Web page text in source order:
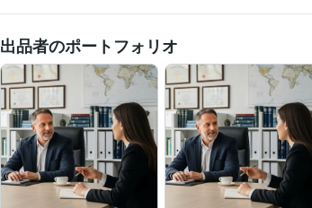
019）
日本体力医学会大会、シンポジ
学会総会 シンポジスト
防する！講師（日本健康機構、健康セ
立命館大学、招待講演
東大病
ー
日本再生医療学会総会、ランチョ
会学術集会 シンポジウム 学生野球連
資格・検定 中学校教諭免許 取得年 : 2000年
高等学校教諭免許 取得年 : 2000年
取得年 : 2015年
出品者のポートフォリオ